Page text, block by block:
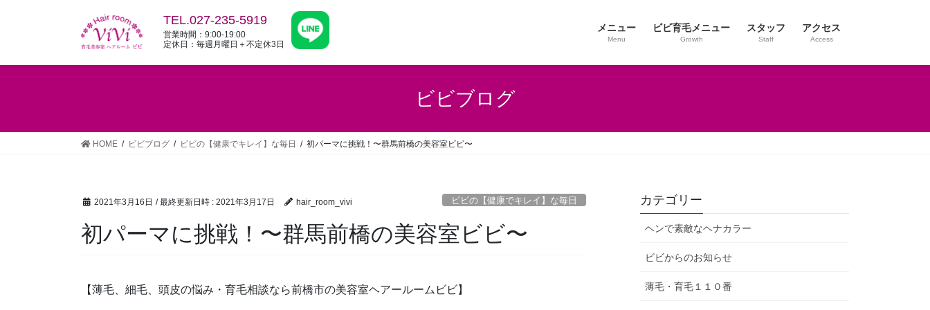
メニュー
Menu
ビビ育毛メニュー
Growth
スタッフ
Staff
アクセス
Access
TEL.027-235-5919
営業時間：9:00-19:00
定休日：毎週月曜日＋不定休3日
ビビブログ
HOME ビビブログ ビビの【健康でキレイ】な毎日 初パーマに挑戦！〜群馬前橋の美容室ビビ〜
2021年3月16日 / 最終更新日時 : 2021年3月17日 hair_room_vivi ビビの【健康でキレイ】な毎日
初パーマに挑戦！〜群馬前橋の美容室ビビ〜
【薄毛、細毛、頭皮の悩み・育毛相談なら前橋市の美容室ヘアールームビビ】
カテゴリー
ヘンで素敵なヘナカラー
ビビからのお知らせ
薄毛・育毛１１０番